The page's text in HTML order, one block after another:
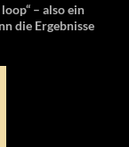
– also ein
die Ergebnisse